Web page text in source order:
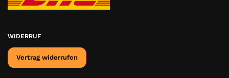
WIDERRUF
Vertrag widerrufen